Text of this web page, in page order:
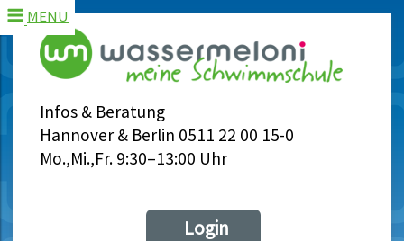
Infos & Beratung
Hannover & Berlin 0511 22 00 15-0
Mo.,Mi.,Fr. 9:30–13:00 Uhr
MENU
Login